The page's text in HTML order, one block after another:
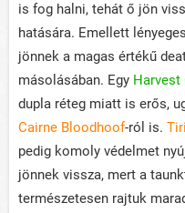
is fog halni, tehát ő jön
hatására. Emellett
jönnek a magas értékű
másolásában. Egy Harvest
dupla réteg miatt is erős,
Cairne Bloodhoof-ról is.
pedig komoly védelmet
jönnek vissza, mert a
természetesen rajtuk